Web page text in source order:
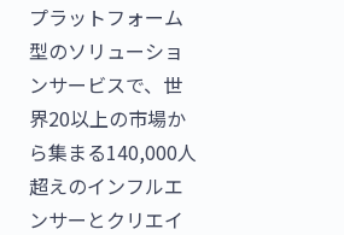
プラットフォーム
型のソリューショ
ンサービスで、世
界20以上の市場か
ら集まる140,000人
超えのインフルエ
ンサーとクリエイ